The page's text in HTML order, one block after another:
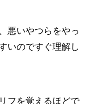
悪いやつらをやっ
いのですぐ理解し
フを覚えるほどで